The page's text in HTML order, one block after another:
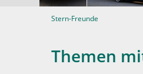
Stern-Freunde
Themen